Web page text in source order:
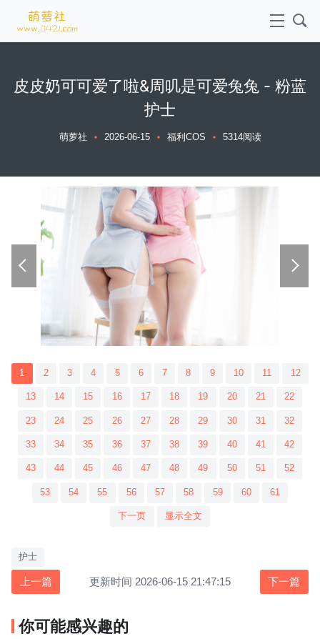
皮皮奶可可爱了啦&周叽是可爱兔兔 - 粉蓝
护士
萌萝社 2026-06-15 福利COS 5314阅读
1 2 3 4 5 6 7 8 9 10 11 12
13 14 15 16 17 18 19 20 21 22
23 24 25 26 27 28 29 30 31 32
33 34 35 36 37 38 39 40 41 42
43 44 45 46 47 48 49 50 51 52
53 54 55 56 57 58 59 60 61
下一页 显示全文
护士
上一篇 更新时间 2026-06-15 21:47:15 下一篇
你可能感兴趣的